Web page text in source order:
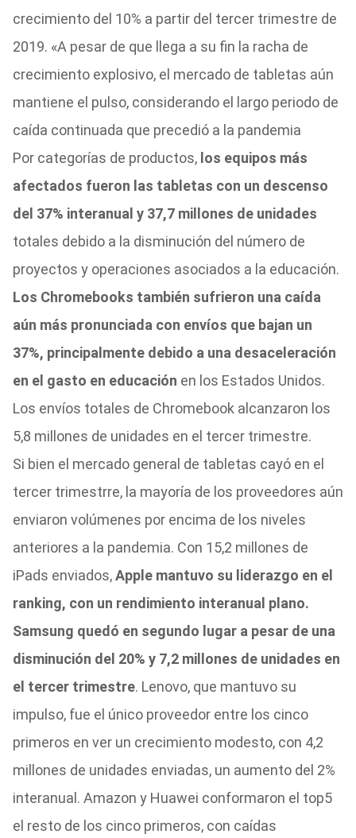
crecimiento del 10% a partir del tercer trimestre de
2019. «A pesar de que llega a su fin la racha de
crecimiento explosivo, el mercado de tabletas aún
mantiene el pulso, considerando el largo periodo de
caída continuada que precedió a la pandemia
Por categorías de productos,los equipos más
afectados fueron las tabletas con un descenso
del 37% interanual y 37,7 millones de unidades
totales debido a la disminución del número de
proyectos y operaciones asociados a la educación.
Los Chromebooks también sufrieron una caída
aún más pronunciada con envíos que bajan un
37%, principalmente debido a una desaceleración
en el gasto en educación en los Estados Unidos.
Los envíos totales de Chromebook alcanzaron los
5,8 millones de unidades en el tercer trimestre.
Si bien el mercado general de tabletas cayó en el
tercer trimestrre, la mayoría de los proveedores aún
enviaron volúmenes por encima de los niveles
anteriores a la pandemia. Con 15,2 millones de
iPads enviados,Apple mantuvo su liderazgo en el
ranking, con un rendimiento interanual plano.
Samsung quedó en segundo lugar a pesar de una
disminución del 20% y 7,2 millones de unidades en
el tercer trimestre. Lenovo, que mantuvo su
impulso, fue el único proveedor entre los cinco
primeros en ver un crecimiento modesto, con 4,2
millones de unidades enviadas, un aumento del 2%
interanual. Amazon y Huawei conformaron el top5
el resto de los cinco primeros, con caídas